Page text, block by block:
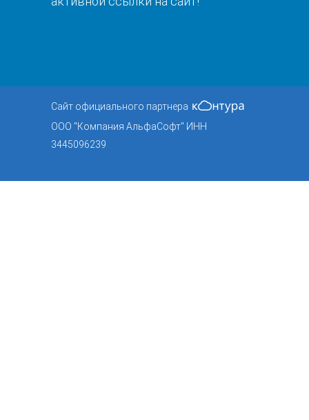
Сайт официального партнера
ООО "Компания АльфаСофт" ИНН
3445096239